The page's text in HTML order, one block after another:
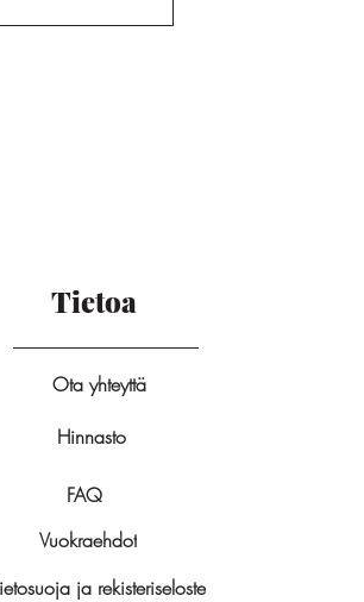
Tietoa
Ota yhteyttä
Hinnasto
FAQ
Vuokraehdot
ja rekisteriseloste